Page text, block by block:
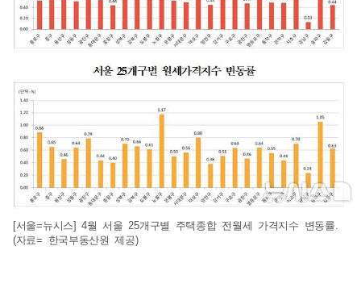
[서울=뉴시스] 4월 서울 25개구별 주택종합 전월세 가격지수 변동률.
(자료= 한국부동산원 제공)